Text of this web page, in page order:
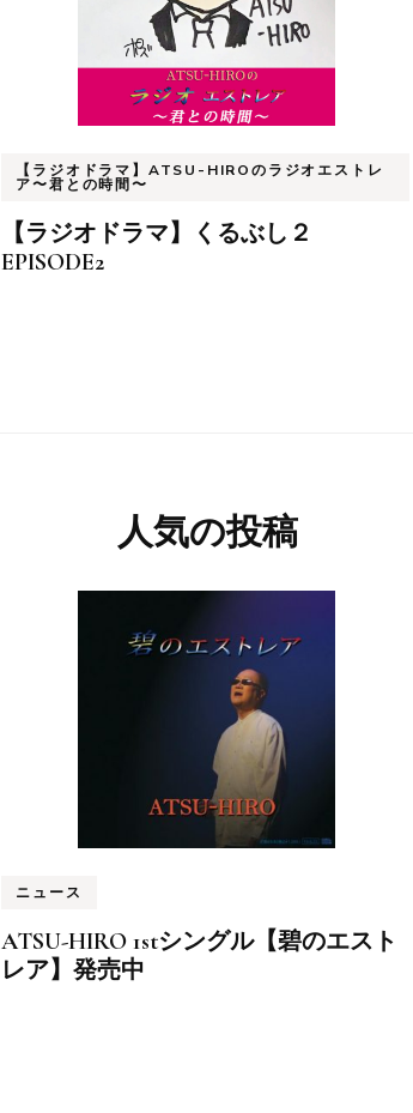
【ラジオドラマ】ATSU-HIROのラジオエストレ
ア〜君との時間〜
【ラジオドラマ】くるぶし２
EPISODE2
人気の投稿
ニュース
ATSU-HIRO 1stシングル【碧のエスト
レア】発売中